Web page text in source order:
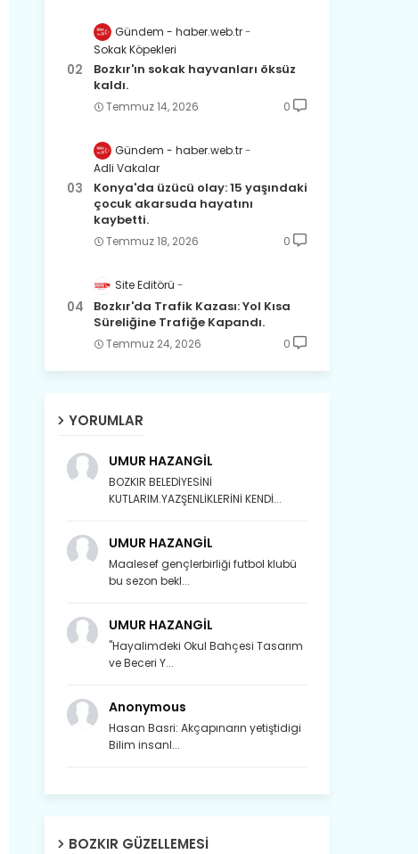
Gündem - haber.web.tr
Sokak Köpekleri
Bozkır'ın sokak hayvanları öksüz
kaldı.
Temmuz 14, 2026 0
Gündem - haber.web.tr
Adli Vakalar
Konya'da üzücü olay: 15 yaşındaki
çocuk akarsuda hayatını
kaybetti.
Temmuz 18, 2026 0
Site Editörü
Bozkır'da Trafik Kazası: Yol Kısa
Süreliğine Trafiğe Kapandı.
Temmuz 24, 2026 0
YORUMLAR
UMUR HAZANGİL
BOZKIR BELEDİYESİNİ
KUTLARIM.YAZŞENLİKLERİNİ KENDİ...
UMUR HAZANGİL
Maalesef gençlerbirliği futbol klubü
bu sezon bekl...
UMUR HAZANGİL
"Hayalimdeki Okul Bahçesi Tasarım
ve Beceri Y...
Anonymous
Hasan Basri: Akçapınarın yetiştidigi
Bilim insanl...
BOZKIR GÜZELLEMESI
Çat değişti, şimdi gülüyor Çağlayan.